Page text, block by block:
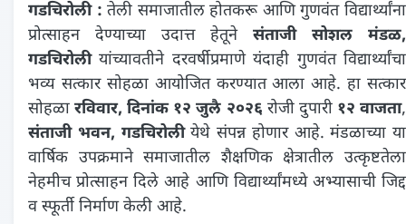
गडचिरोली : तेली समाजातील होतकरू आणि गुणवंत विद्यार्थ्यांना
प्रोत्साहन देण्याच्या उदात्त हेतूने संताजी सोशल मंडळ,
गडचिरोलीयांच्यावतीने दरवर्षीप्रमाणे यंदाही गुणवंत विद्यार्थ्यांचा
भव्य सत्कार सोहळा आयोजित करण्यात आला आहे. हा सत्कार
सोहळारविवार, दिनांक १२ जुलै २०२६ रोजी दुपारी १२ वाजता,
संताजी भवन, गडचिरोलीयेथे संपन्न होणार आहे. मंडळाच्या या
वार्षिक उपक्रमाने समाजातील शैक्षणिक क्षेत्रातील उत्कृष्टतेला
नेहमीच प्रोत्साहन दिले आहे आणि विद्यार्थ्यांमध्ये अभ्यासाची जिद्द
व स्फूर्ती निर्माण केली आहे.